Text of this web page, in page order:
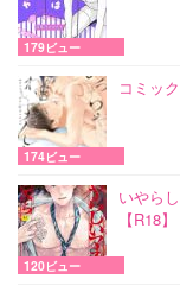
179ビュー
コミッ
174ビュー
いやら
【R18】
120ビュー